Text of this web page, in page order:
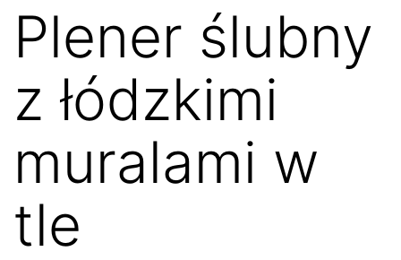
Plener ślubny
z łódzkimi
muralami w
tle